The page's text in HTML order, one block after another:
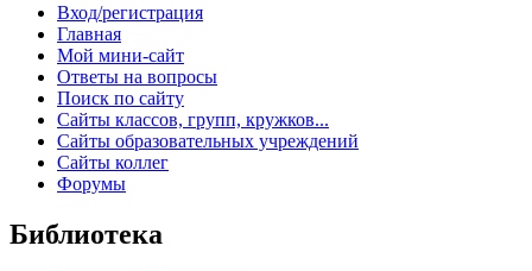
Вход/регистрация
Главная
Мой мини-сайт
Ответы на вопросы
Поиск по сайту
Сайты классов, групп, кружков...
Сайты образовательных учреждений
Сайты коллег
Форумы
Библиотека